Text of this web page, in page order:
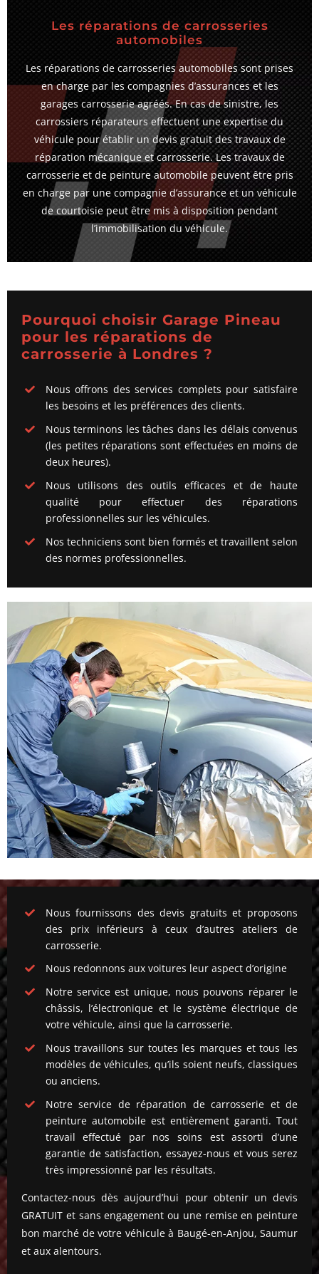
Les réparations de carrosseries
automobiles
Les réparations de carrosseries automobiles sont prises
en charge par les compagnies d’assurances et les
garages carrosserie agréés. En cas de sinistre, les
carrossiers réparateurs effectuent une expertise du
véhicule pour établir un devis gratuit des travaux de
réparation mécanique et carrosserie. Les travaux de
carrosserie et de peinture automobile peuvent être pris
en charge par une compagnie d’assurance et un véhicule
de courtoisie peut être mis à disposition pendant
l’immobilisation du véhicule.
Pourquoi choisir Garage Pineau
pour les réparations de
carrosserie à Londres ?
Nous offrons des services complets pour satisfaire
les besoins et les préférences des clients.
Nous terminons les tâches dans les délais convenus
(les petites réparations sont effectuées en moins de
deux heures).
Nous utilisons des outils efficaces et de haute
qualité pour effectuer des réparations
professionnelles sur les véhicules.
Nos techniciens sont bien formés et travaillent selon
des normes professionnelles.
Nous fournissons des devis gratuits et proposons
des prix inférieurs à ceux d’autres ateliers de
carrosserie.
Nous redonnons aux voitures leur aspect d’origine
Notre service est unique, nous pouvons réparer le
châssis, l’électronique et le système électrique de
votre véhicule, ainsi que la carrosserie.
Nous travaillons sur toutes les marques et tous les
modèles de véhicules, qu’ils soient neufs, classiques
ou anciens.
Notre service de réparation de carrosserie et de
peinture automobile est entièrement garanti. Tout
travail effectué par nos soins est assorti d’une
garantie de satisfaction, essayez-nous et vous serez
très impressionné par les résultats.
Contactez-nous dès aujourd’hui pour obtenir un devis
GRATUIT et sans engagement ou une remise en peinture
bon marché de votre véhicule à Baugé-en-Anjou, Saumur
et aux alentours.